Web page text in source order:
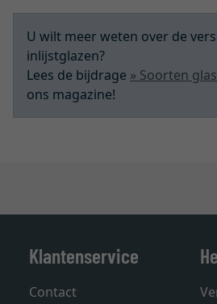
U wilt meer weten over de
inlijstglazen?
Lees de bijdrage » Soorten
ons magazine!
Klantenservice
Contact